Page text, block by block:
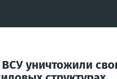
уничтожили